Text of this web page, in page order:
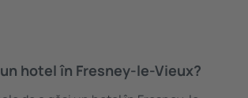
hotel în Fresney-le-Vieux?